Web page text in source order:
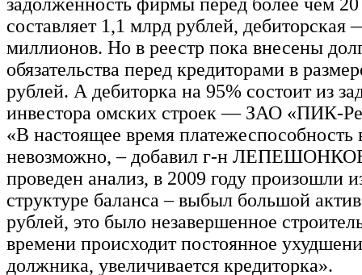
составляет 1,1 млрд рублей, дебиторская
миллионов. Но в реестр пока внесены
обязательства перед кредиторами в
рублей. А дебиторка на 95% состоит из
инвестора омских строек — ЗАО «ПИК-
«В настоящее время платежеспособность
невозможно, – добавил г-н
проведен анализ, в 2009 году произошли
структуре баланса – выбыл большой
рублей, это было незавершенное
времени происходит постоянное
должника, увеличивается кредиторка».